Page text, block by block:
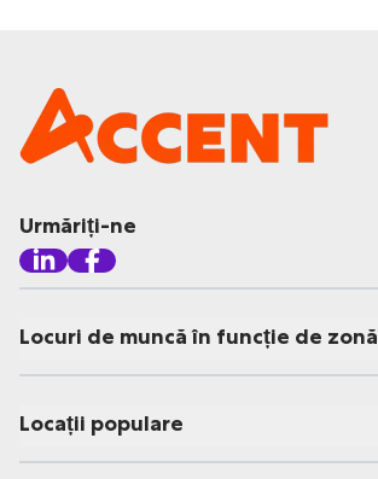
Urmăriți-ne
Locuri de muncă în funcție de zonă
Locații populare